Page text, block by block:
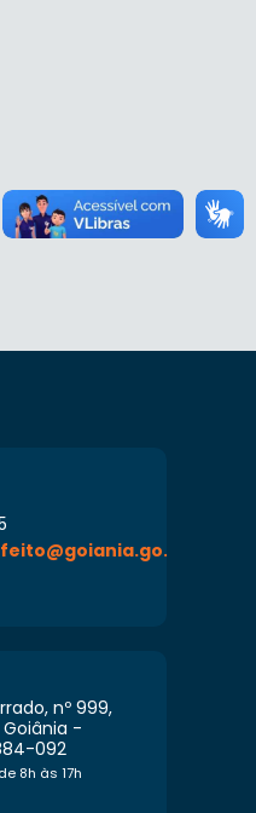
nº 999,
Goiânia -
092
8h às 17h